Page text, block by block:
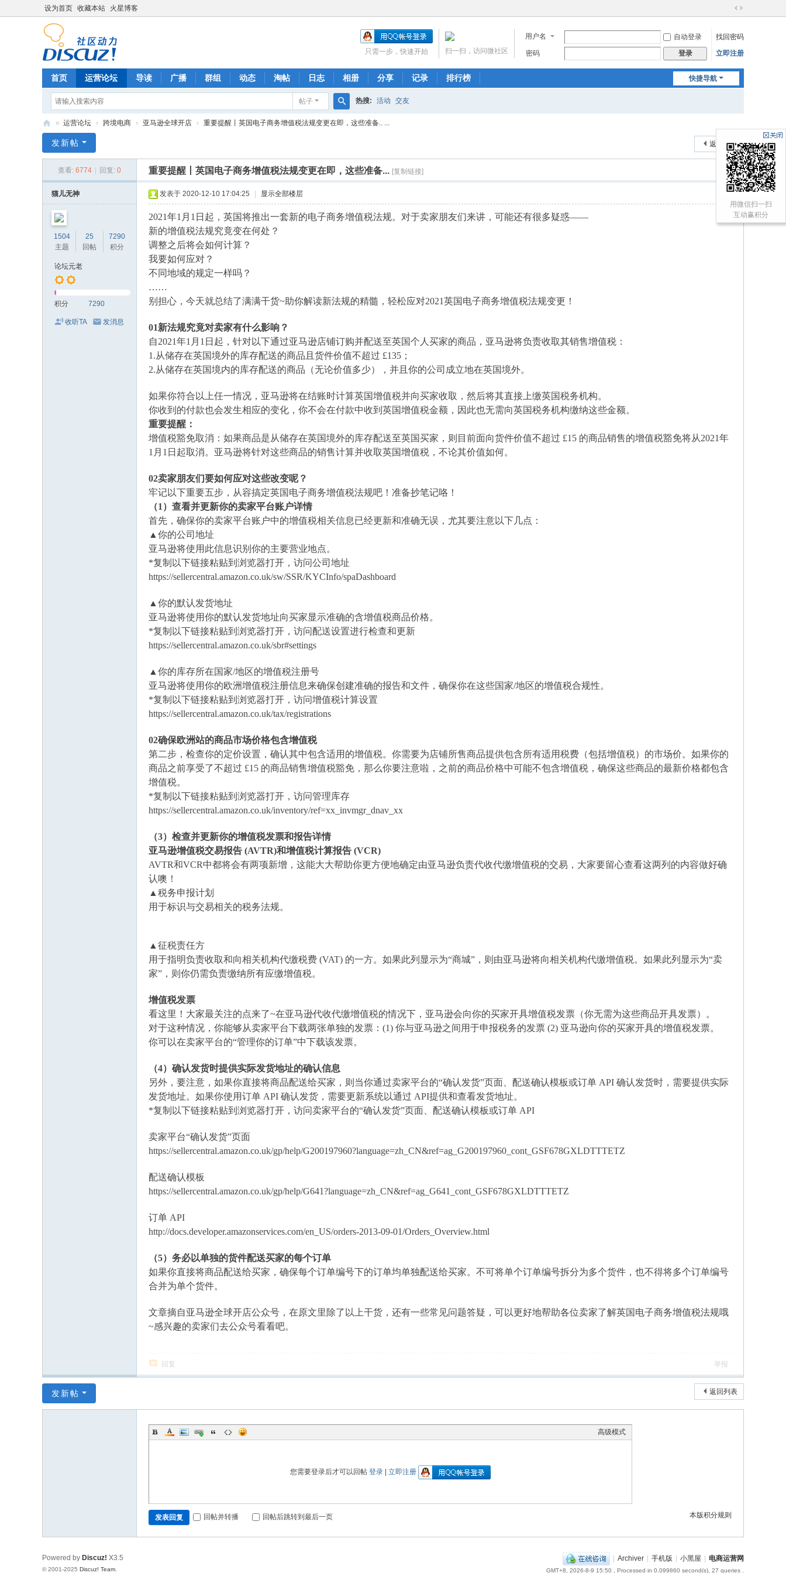
设为首页 收藏本站 火星博客
切
到
宽
用户名 自动登录
找回密码
密码
登录 立即注册
扫一扫，访问微社区
只需一步，快速开始
快捷导航
首页 运营论坛 导读 广播 群组 动态 淘帖 日志 相册 分享 记录 排行榜
帖子
搜
热搜: 活动 交友
商
» 运营论坛 › 跨境电商 › 亚马逊全球开店 › 重要提醒丨英国电子商务增值税法规变更在即，这些准备.. ...
返回列表
发新帖
查看: 6774 回复: 0 重要提醒丨英国电子商务增值税法规变更在即，这些准备... [复制链接]
猫儿无神
1504
主题
25
回帖
7290
积分
论坛元老
积分 7290
收听TA 发消息
发表于 2020-12-10 17:04:25 显示全部楼层
2021年1月1日起，英国将推出一套新的电子商务增值税法规。对于卖家朋友们来讲，可能还有很多疑惑——
新的增值税法规究竟变在何处？
调整之后将会如何计算？
我要如何应对？
不同地域的规定一样吗？
……
别担心，今天就总结了满满干货~助你解读新法规的精髓，轻松应对2021英国电子商务增值税法规变更！
01新法规究竟对卖家有什么影响？
自2021年1月1日起，针对以下通过亚马逊店铺订购并配送至英国个人买家的商品，亚马逊将负责收取其销售增值税 ：
1.从储存在英国境外的库存配送的商品且货件价值不超过 £135；
2.从储存在英国境内的库存配送的商品（无论价值多少），并且 你的公司成立地在英国境外。
如果你符合以上任一情况，亚马逊将在结账时计算英国增值税并向买家收取，然后将其直接上缴英国税务机构。
你收到的付款也会发生相应的变化， 你不会在付款中收到英国增值税金额，因此也无需向英国税务机构缴纳这些金额。
重要提醒：
增值税豁免取消：如果商品是从储存在英国境外的库存配送至英国买家，则目前面向货件价值不超过 £15 的商品销售的增值税豁免将从2021年
1月1日起取消。亚马逊将针对这些商品的销售计算并收取英国增值税，不论其价值如何。
02卖家朋友们要如何应对这些改变呢？
牢记以下重要五步，从容搞定英国电子商务增值税法规吧！准备抄笔记咯！
（1）查看并更新你的卖家平台账户详情
首先，确保你的卖家平台账户中的增值税相关信息已经更新和准确无误，尤其要注意以下几点：
▲你的公司地址
亚马逊将使用此信息识别你的主要营业地点。
*复制以下链接粘贴到浏览器打开，访问公司地址
https://sellercentral.amazon.co.uk/sw/SSR/KYCInfo/spaDashboard
▲你的默认发货地址
亚马逊将使用你的默认发货地址向买家显示准确的含增值税商品价格。
*复制以下链接粘贴到浏览器打开，访问配送设置进行检查和更新
https://sellercentral.amazon.co.uk/sbr#settings
▲你的库存所在国家/地区的增值税注册号
亚马逊将使用你的欧洲增值税注册信息来确保创建准确的报告和文件，确保你在这些国家/地区的增值税合规性。
*复制以下链接粘贴到浏览器打开，访问增值税计算设置
https://sellercentral.amazon.co.uk/tax/registrations
02确保欧洲站的商品市场价格包含增值税
第二步，检查你的定价设置，确认其中包含适用的增值税。你需要为店铺所售商品提供包含所有适用税费（包括增值税）的市场价。如果你的
商品之前享受了不超过 £15 的商品销售增值税豁免，那么你要注意啦，之前的商品价格中可能不包含增值税，确保这些商品的最新价格都包含
增值税。
*复制以下链接粘贴到浏览器打开，访问管理库存
https://sellercentral.amazon.co.uk/inventory/ref=xx_invmgr_dnav_xx
（3）检查并更新你的增值税发票和报告详情
亚马逊增值税交易报告 (AVTR)和增值税计算报告 (VCR)
AVTR和VCR中都将会有两项新增，这能大大帮助你更方便地确定由亚马逊负责代收代缴增值税的交易，大家要留心查看这两列的内容做好确
认噢！
▲税务申报计划
用于标识与交易相关的税务法规。
▲征税责任方
用于指明负责收取和向相关机构代缴税费 (VAT) 的一方。如果此列显示为“商城”，则由亚马逊将向相关机构代缴增值税。如果此列显示为“卖
家”，则你仍需负责缴纳所有应缴增值税。
增值税发票
看这里！大家最关注的点来了~在亚马逊代收代缴增值税的情况下，亚马逊会向你的买家开具增值税发票（你无需为这些商品开具发票）。
对于这种情况，你能够从卖家平台下载两张单独的发票： (1) 你与亚马逊之间用于申报税务的发票 (2) 亚马逊向你的买家开具的增值税发票。
你可以在卖家平台的“管理你的订单”中下载该发票。
（4）确认发货时提供实际发货地址的确认信息
另外，要注意，如果你直接将商品配送给买家，则当你通过卖家平台的“确认发货”页面、配送确认模板或订单 API 确认发货时，需要提供实际
发货地址。如果你使用订单 API 确认发货，需要更新系统以通过 API提供和查看发货地址。
*复制以下链接粘贴到浏览器打开，访问卖家平台的“确认发货”页面、配送确认模板或订单 API
卖家平台“确认发货”页面
https://sellercentral.amazon.co.uk/gp/help/G200197960?language=zh_CN&ref=ag_G200197960_cont_GSF678GXLDTTTETZ
配送确认模板
https://sellercentral.amazon.co.uk/gp/help/G641?language=zh_CN&ref=ag_G641_cont_GSF678GXLDTTTETZ
订单 API
http://docs.developer.amazonservices.com/en_US/orders-2013-09-01/Orders_Overview.html
（5）务必以单独的货件配送买家的每个订单
如果你直接将商品配送给买家，确保每个订单编号下的订单均单独配送给买家。不可将单个订单编号拆分为多个货件，也不得将多个订单编号
合并为单个货件。
文章摘自亚马逊全球开店公众号，在原文里除了以上干货，还有一些常见问题答疑，可以更好地帮助各位卖家了解英国电子商务增值税法规哦
~感兴趣的卖家们去公众号看看吧。
回复 举报
返回列表
发新帖
高级模式
您需要登录后才可以回帖 登录 立即注册
本版积分规则
发表回复 回帖并转播 回帖后跳转到最后一页
用微信扫一扫
互动赢积分
| Archiver | 手机版 | 小黑屋 | 电商运营网
GMT+8, 2026-8-9 15:50 , Processed in 0.099860 second(s), 27 queries .
Powered by Discuz! X3.5
© 2001-2025 Discuz! Team